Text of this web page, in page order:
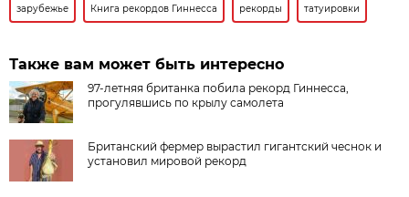
зарубежье Книга рекордов Гиннесса рекорды татуировки
Также вам может быть интересно
97-летняя британка побила рекорд Гиннесса,
прогулявшись по крылу самолета
Британский фермер вырастил гигантский чеснок и
установил мировой рекорд